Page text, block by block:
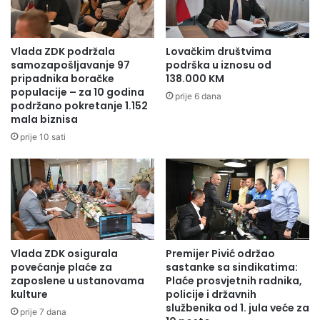
1
7
.
g
o
d
i
n
i
d
m
d
r
o
g
e
r
i
e
m
R
a
s
"
O
l
o
v
o
Vlada ZDK podržala
samozapošljavanje 97
pripadnika boračke
populacije – za 10 godina
podržano pokretanje 1.152
mala biznisa
prije 10 sati
Lovačkim društvima
podrška u iznosu od
138.000 KM
prije 6 dana
Vlada ZDK osigurala
povećanje plaće za
zaposlene u ustanovama
kulture
prije 7 dana
Premijer Pivić održao
sastanke sa sindikatima:
Plaće prosvjetnih radnika,
policije i državnih
službenika od 1. jula veće za